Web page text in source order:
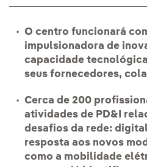
O centro funcionará
impulsionadora de
capacidade
seus fornecedores,
Cerca de 200
atividades de PD&I
desafios da rede:
resposta aos novos
como a mobilidade